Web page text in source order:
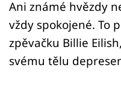
Ani známé hvězdy
vždy spokojené. To
zpěvačku Billie
svému tělu